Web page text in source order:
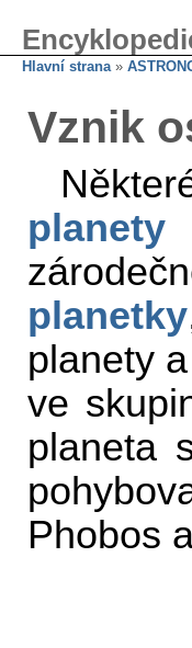
Hlavní strana»
Vznik
planety
planetky
planety
ve
planeta
Phobos